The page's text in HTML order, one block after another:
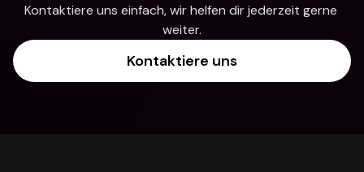
Kontaktiere uns einfach, wir helfen dir jederzeit gerne
weiter.
Kontaktiere uns